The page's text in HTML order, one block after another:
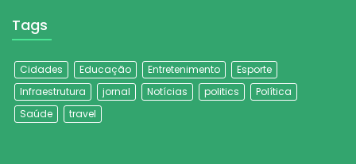
Tags
Cidades Educação Entretenimento
Esporte
Infraestrutura
jornal Notícias politics
Política
Saúde
travel